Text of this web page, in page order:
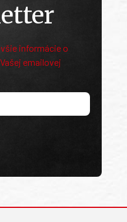
informácie o
emailovej